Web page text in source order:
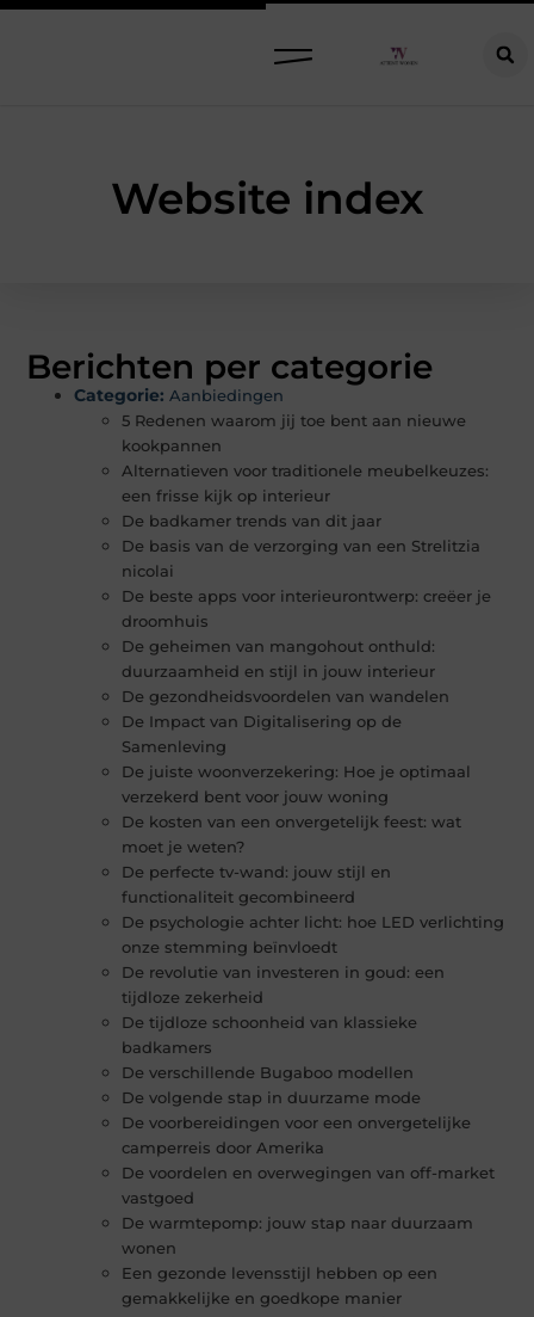
Website index
Berichten per categorie
Categorie: Aanbiedingen
5 Redenen waarom jij toe bent aan nieuwe
kookpannen
Alternatieven voor traditionele meubelkeuzes:
een frisse kijk op interieur
De badkamer trends van dit jaar
De basis van de verzorging van een Strelitzia
nicolai
De beste apps voor interieurontwerp: creëer je
droomhuis
De geheimen van mangohout onthuld:
duurzaamheid en stijl in jouw interieur
De gezondheidsvoordelen van wandelen
De Impact van Digitalisering op de
Samenleving
De juiste woonverzekering: Hoe je optimaal
verzekerd bent voor jouw woning
De kosten van een onvergetelijk feest: wat
moet je weten?
De perfecte tv-wand: jouw stijl en
functionaliteit gecombineerd
De psychologie achter licht: hoe LED verlichting
onze stemming beïnvloedt
De revolutie van investeren in goud: een
tijdloze zekerheid
De tijdloze schoonheid van klassieke
badkamers
De verschillende Bugaboo modellen
De volgende stap in duurzame mode
De voorbereidingen voor een onvergetelijke
camperreis door Amerika
De voordelen en overwegingen van off-market
vastgoed
De warmtepomp: jouw stap naar duurzaam
wonen
Een gezonde levensstijl hebben op een
gemakkelijke en goedkope manier